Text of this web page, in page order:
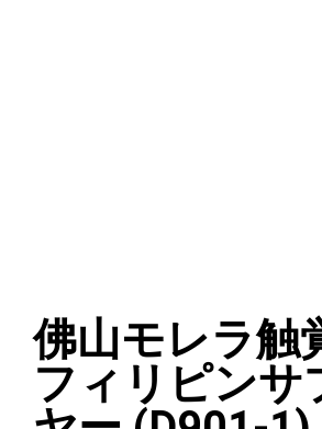
佛山モレラ触
フィリピンサ